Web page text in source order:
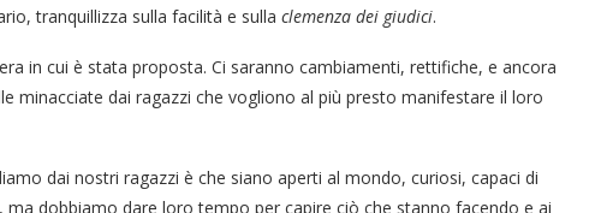
tranquillizza sulla facilità e sulla clemenza dei giudici.
in cui è stata proposta. Ci saranno cambiamenti, rettifiche, e ancora
minacciate dai ragazzi che vogliono al più presto manifestare il loro
dai nostri ragazzi è che siano aperti al mondo, curiosi, capaci di
ma dobbiamo dare loro tempo per capire ciò che stanno facendo e ai